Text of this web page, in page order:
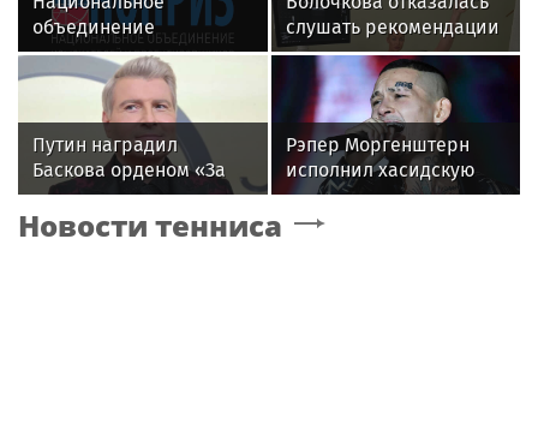
объединение
изыскателей и
проектировщиков
объявляет о приеме
заявок на XI
Международный
профессиональный
лучший проект
слушать рекомендации
врачей после новой
травмы: "Слушаю
сердце"
Путин наградил
Баскова орденом «За
заслуги перед
Отечеством» IV степени
Рэпер Моргенштерн
исполнил хасидскую
молитву на концерте в
Хайфе
Новости тенниса